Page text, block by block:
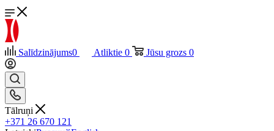
Salīdzinājums0 Atliktie 0 Jūsu grozs 0
Tālruņi
+371 26 670 121